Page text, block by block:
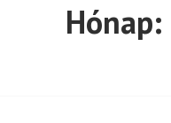
Hónap: